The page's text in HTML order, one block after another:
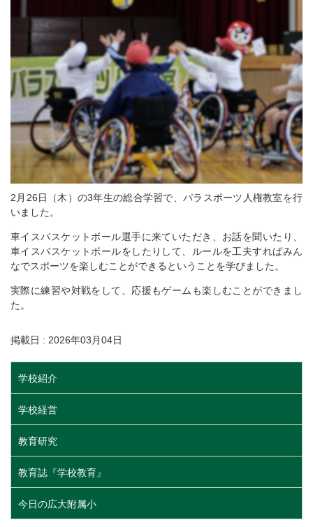
2月26日（木）の3年生の総合学習で、パラスポーツ人権教室を行
いました。
車イスバスケットボール選手に来ていただき、お話を聞いたり、
車イスバスケットボールをしたりして、ルールを工夫すればみん
なでスポーツを楽しむことができるということを学びました。
実際に練習や対戦をして、応援もゲームも楽しむことができまし
た。
掲載日 : 2026年03月04日
学校紹介
学校経営
教育研究
教育誌『学校教育』
今日の広大附属小